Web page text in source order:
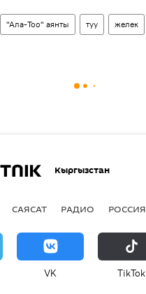
"Ала-Тоо" аянты туу желек
Кыргызстан
САЯСАТ РАДИО РОССИЯ
VK ТikТоk